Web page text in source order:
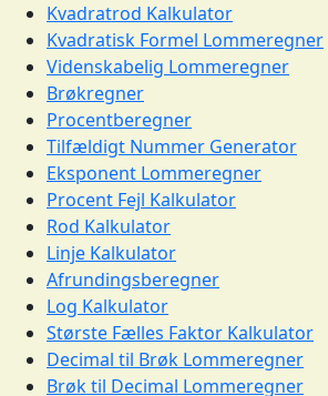
Kvadratrod Kalkulator
Kvadratisk Formel Lommeregner
Videnskabelig Lommeregner
Brøkregner
Procentberegner
Tilfældigt Nummer Generator
Eksponent Lommeregner
Procent Fejl Kalkulator
Rod Kalkulator
Linje Kalkulator
Afrundingsberegner
Log Kalkulator
Største Fælles Faktor Kalkulator
Decimal til Brøk Lommeregner
Brøk til Decimal Lommeregner